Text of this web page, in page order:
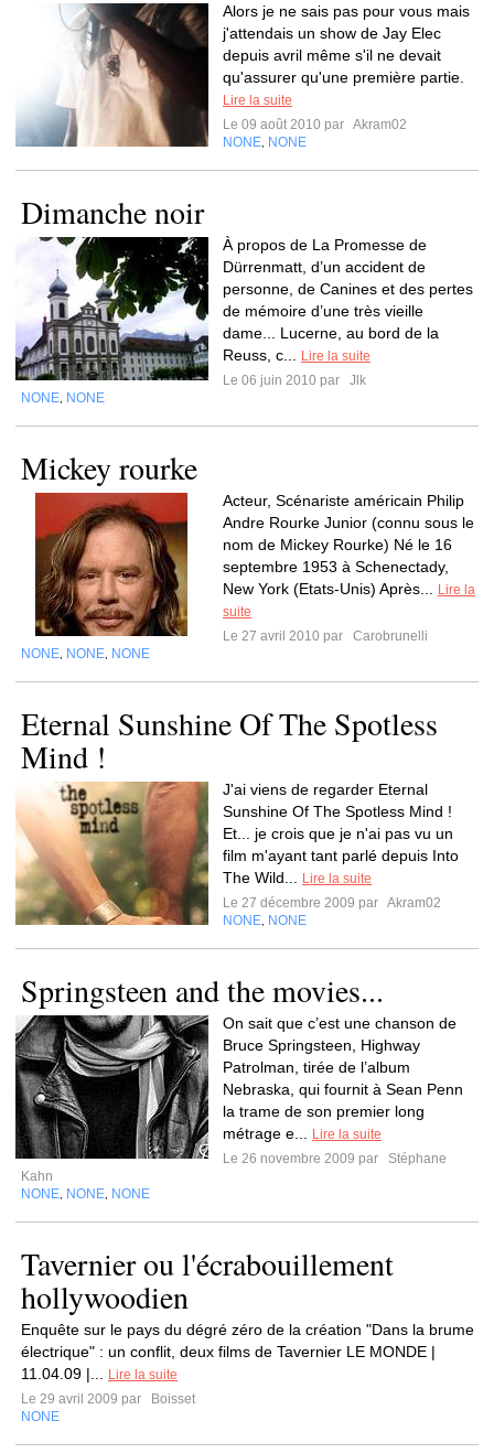
Alors je ne sais pas pour vous mais
j'attendais un show de Jay Elec
depuis avril même s'il ne devait
qu'assurer qu'une première partie.
Lire la suite
Le 09 août 2010 par Akram02
NONE NONE
Dimanche noir
À propos de La Promesse de
Dürrenmatt, d’un accident de
personne, de Canines et des pertes
de mémoire d’une très vieille
dame... Lucerne, au bord de la
Reuss, c...
Lire la suite
Le 06 juin 2010 par
Jlk
NONE NONE
Mickey rourke
Acteur, Scénariste américain Philip
Andre Rourke Junior (connu sous le
nom de Mickey Rourke) Né le 16
septembre 1953 à Schenectady,
New York (Etats-Unis) Après...
Lire la
suite
Le 27 avril 2010 par
Carobrunelli
NONE NONE NONE
Eternal Sunshine Of The Spotless
Mind !
J'ai viens de regarder Eternal
Sunshine Of The Spotless Mind !
Et... je crois que je n'ai pas vu un
film m'ayant tant parlé depuis Into
The Wild...
Lire la suite
Le 27 décembre 2009 par Akram02
NONE NONE
Springsteen and the movies...
On sait que c’est une chanson de
Bruce Springsteen, Highway
Patrolman, tirée de l’album
Nebraska, qui fournit à Sean Penn
la trame de son premier long
métrage e...
Lire la suite
Le 26 novembre 2009 par
Stéphane
Kahn
NONE NONE NONE
Tavernier ou l'écrabouillement
hollywoodien
Enquête sur le pays du dégré zéro de la création "Dans la brume
électrique" : un conflit, deux films de Tavernier LE MONDE |
11.04.09 |...
Lire la suite
Le 29 avril 2009 par
Boisset
NONE